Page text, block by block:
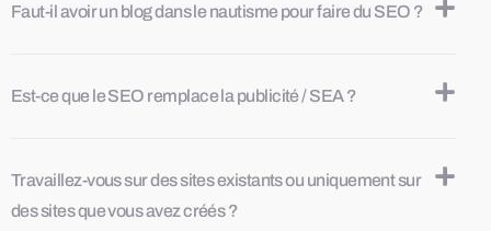
Faut-il avoir un blog dans le nautisme pour faire du SEO ?
Est-ce que le SEO remplace la publicité / SEA ?
Travaillez-vous sur des sites existants ou uniquement sur
des sites que vous avez créés ?